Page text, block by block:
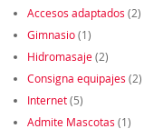
Accesos adaptados (2)
Gimnasio(1)
Hidromasaje(2)
Consigna equipajes (2)
Internet(5)
Admite Mascotas (1)